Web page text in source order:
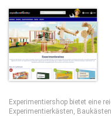
Experimentiershop bietet eine
Experimentierkästen,